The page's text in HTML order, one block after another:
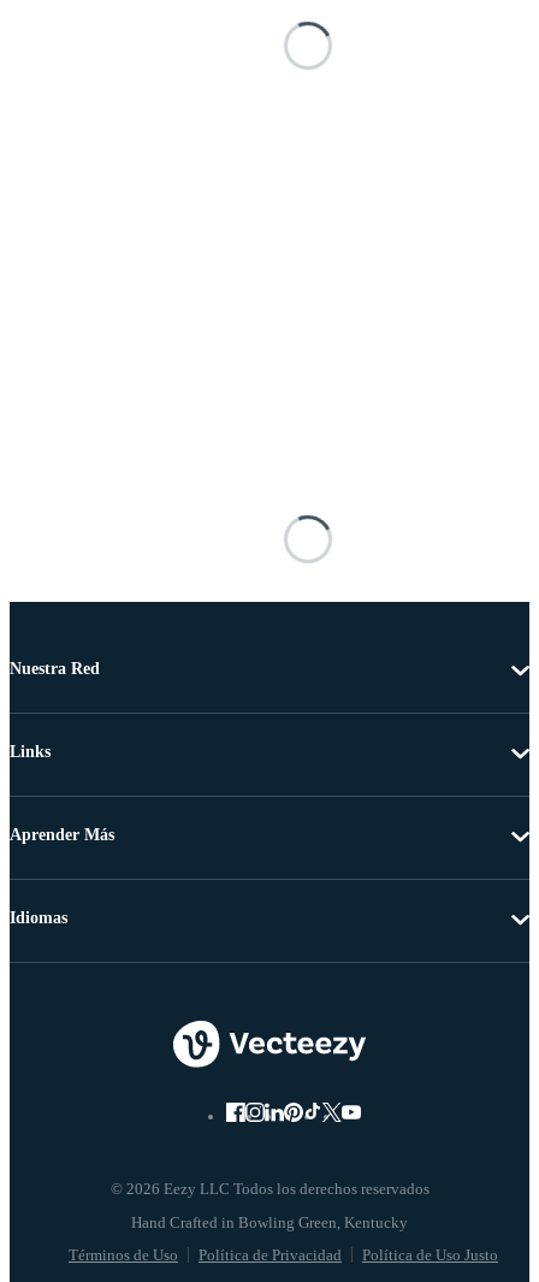
Nuestra Red
Links
Aprender Más
© 2026 Eezy LLC Todos los derechos reservados
Términos de Uso Política de Privacidad Política de Uso Justo
Idiomas